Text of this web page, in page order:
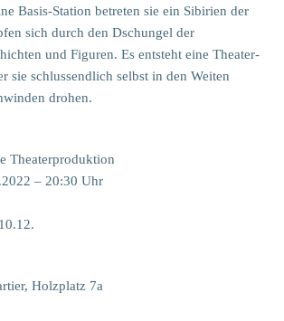
Basis-Station betreten sie ein Sibirien der
sich durch den Dschungel der
und Figuren. Es entsteht eine Theater-
sie schlussendlich selbst in den Weiten
drohen.
Theaterproduktion
– 20:30 Uhr
Holzplatz 7a